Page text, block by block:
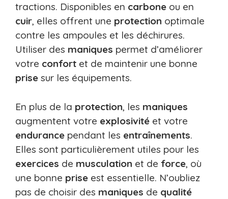
tractions. Disponibles en carbone ou en
cuir, elles offrent une protection optimale
contre les ampoules et les déchirures.
Utiliser des maniques permet d’améliorer
votre confort et de maintenir une bonne
prise sur les équipements.
En plus de la protection, les maniques
augmentent votre explosivité et votre
endurance pendant les entraînements.
Elles sont particulièrement utiles pour les
exercices de musculation et de force, où
une bonne prise est essentielle. N’oubliez
pas de choisir des maniques de qualité